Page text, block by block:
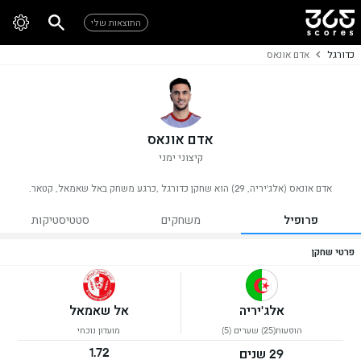
התוצאות שלי
כדורגל אדם אונאס
אדם אונאס
קיצוני ימני
אדם אונאס (אלג'יריה, 29) הוא שחקן כדורגל ,כרגע משחק באל שאמאל, קטאר.
פרופיל משחקים סטטיסטיקות
פרטי שחקן
אלג'יריה
הופעות(25) שערים (5)
אל שאמאל
מועדון נוכחי
29 שנים 1.72